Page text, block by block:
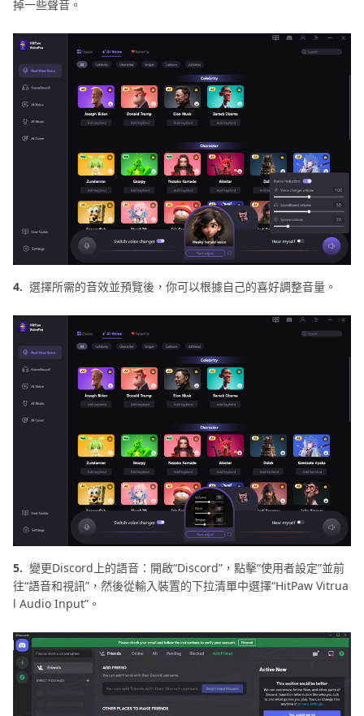
掉一些聲音。
4. 選擇所需的音效並預覽後，你可以根據自己的喜好調整音量。
5. 變更Discord上的語音：開啟“Discord”，點擊“使用者設定”並前
往“語音和視訊”，然後從輸入裝置的下拉清單中選擇“HitPaw Vitrua
l Audio Input”。